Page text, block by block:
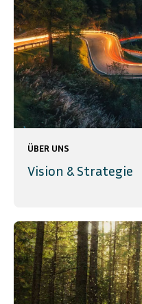
ÜBER UNS
Vision & Strategie